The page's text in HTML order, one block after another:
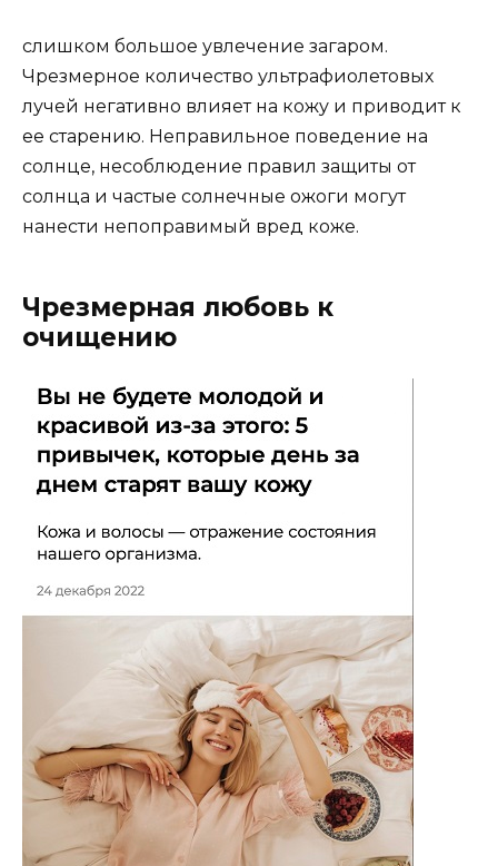
слишком большое увлечение загаром.
Чрезмерное количество ультрафиолетовых
лучей негативно влияет на кожу и приводит к
ее старению. Неправильное поведение на
солнце, несоблюдение правил защиты от
солнца и частые солнечные ожоги могут
нанести непоправимый вред коже.
Чрезмерная любовь к
очищению